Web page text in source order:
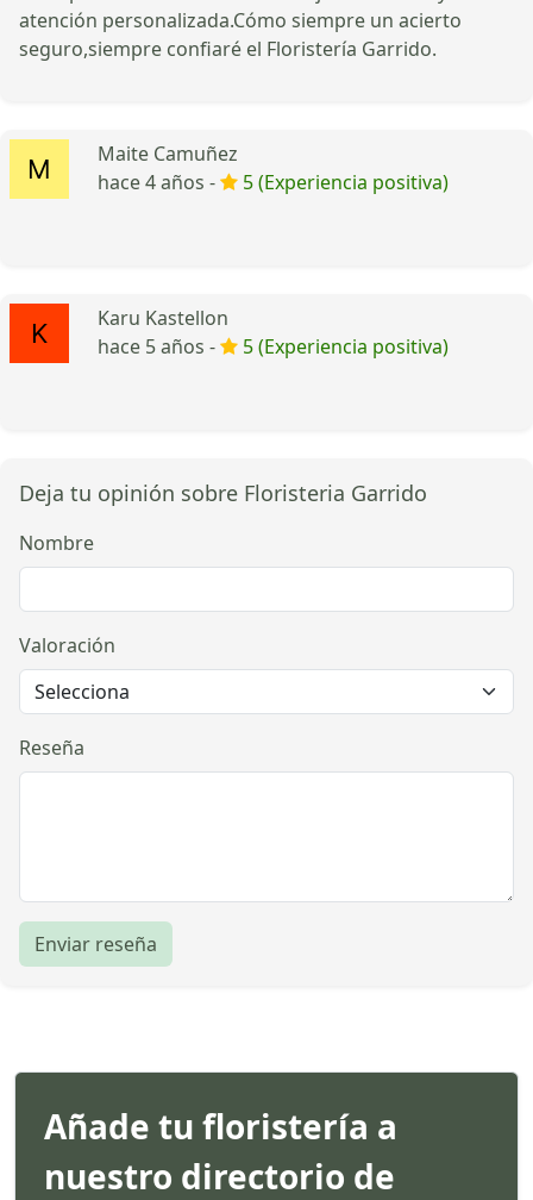
atención personalizada.Cómo siempre un acierto
seguro,siempre confiaré el Floristería Garrido.
Maite Camuñez
hace 4 años -
5 (Experiencia positiva)
Karu Kastellon
hace 5 años -
5 (Experiencia positiva)
Deja tu opinión sobre Floristeria Garrido
Nombre
Valoración
Reseña
Enviar reseña
Añade tu floristería a
nuestro directorio de